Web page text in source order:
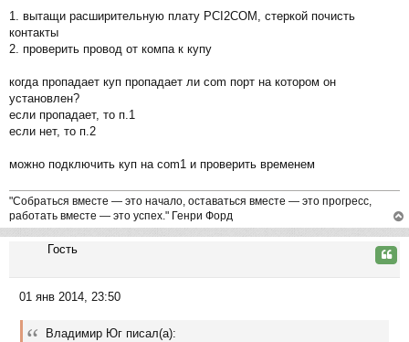
о
о
б
е
н
и
е
1. вытащи расширительную плату PCI2COM, стеркой почисть
контакты
2. проверить провод от компа к купу
когда пропадает куп пропадает ли com порт на котором он
установлен?
если пропадает, то п.1
если нет, то п.2
можно подключить куп на com1 и проверить временем
"Собраться вместе — это начало, оставаться вместе — это прогресс,
работать вместе — это успех." Генри Форд
ер
ну
ть
Гость
о
01 янв 2014, 23:50
Владимир Юг писал(а):